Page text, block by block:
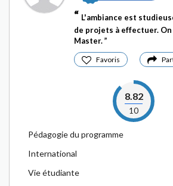
L'ambiance est
de projets à effectuer.
Master.
Favoris
8.82
10
Pédagogie du programme
International
Vie étudiante